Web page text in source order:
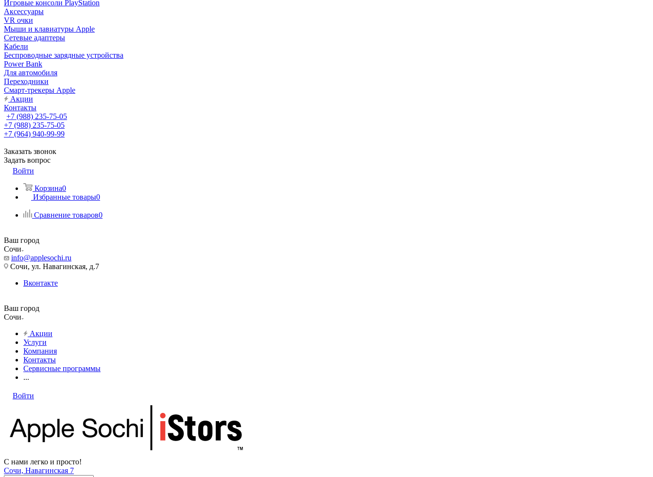
Игровые консоли PlayStation
Аксессуары
VR очки
Мыши и клавиатуры Apple
Сетевые адаптеры
Кабели
Беспроводные зарядные устройства
Power Bank
Для автомобиля
Переходники
Смарт-трекеры Apple
Акции
Контакты
+7 (988) 235-75-05
+7 (988) 235-75-05
+7 (964) 940-99-99
Заказать звонок
Задать вопрос
Войти
Корзина0
Избранные товары0
Сравнение товаров0
Ваш город
Сочи
info@applesochi.ru
Сочи, ул. Навагинская, д.7
Вконтакте
Ваш город
Сочи
Акции
Услуги
Компания
Контакты
Сервисные программы
...
Войти
С нами легко и просто!
Сочи, Навагинская 7